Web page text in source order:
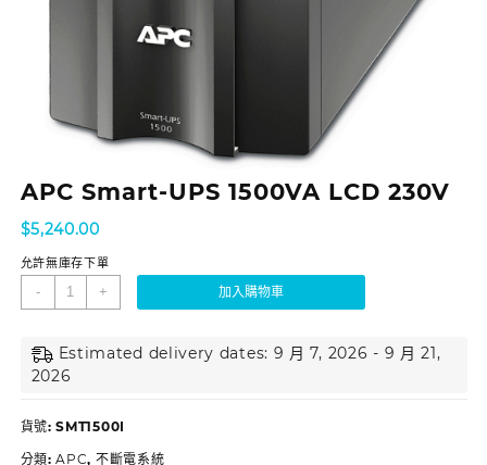
APC Smart-UPS 1500VA LCD 230V
$5,240.00
允許無庫存下單
- + 加入購物車
Estimated delivery dates: 9 月 7, 2026 - 9 月 21,
2026
貨號:SMT1500I
分類:APC, 不斷電系統